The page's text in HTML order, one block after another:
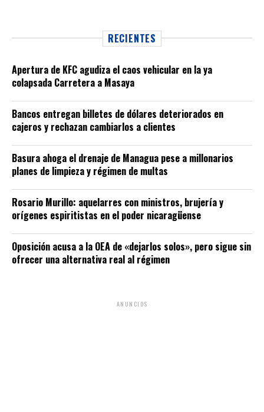
RECIENTES
Apertura de KFC agudiza el caos vehicular en la ya
colapsada Carretera a Masaya
Bancos entregan billetes de dólares deteriorados en
cajeros y rechazan cambiarlos a clientes
Basura ahoga el drenaje de Managua pese a millonarios
planes de limpieza y régimen de multas
Rosario Murillo: aquelarres con ministros, brujería y
orígenes espiritistas en el poder nicaragüense
Oposición acusa a la OEA de «dejarlos solos», pero sigue sin
ofrecer una alternativa real al régimen
ANUNCIOS